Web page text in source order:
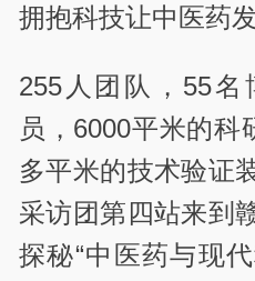
拥抱科技让中医药
255人团队，55名
员，6000平米的科
多平米的技术验证
采访团第四站来到
探秘“中医药与现